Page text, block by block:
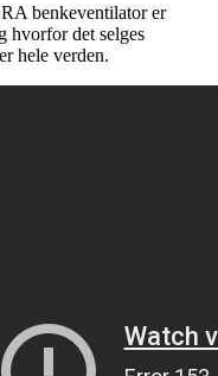
benkeventilator er
hvorfor det selges
hele verden.